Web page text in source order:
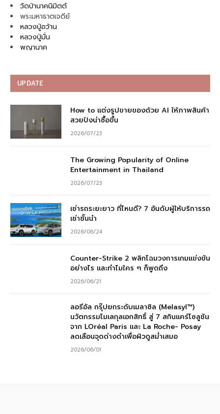
วัดป่านาคนิมิตต์
พระมหาธาตเจดีย์
หลวงปู่อว้าน
หลวงปู่มั่น
พญานาค
UPDATE
How to แต่งรูปขายของด้วย AI ให้ภาพสินค้า
สวยปังน่าซื้อขึ้น
2026/07/23
The Growing Popularity of Online
Entertainment in Thailand
2026/07/23
เช่ารถระยะยาว ที่ไหนดี? 7 อันดับผู้ให้บริการรถ
เช่าชั้นนำ
2026/06/24
Counter-Strike 2 พลิกโฉมวงการเกมแข่งขัน
อย่างไร และทำไมใคร ๆ ก็พูดถึง
2026/06/21
ลอรีอัล กรุ๊ปยกระดับเมลาซิล (Melasyl™)
นวัตกรรมโมเลกุลเอกสิทธิ์ สู่ 7 สกินแคร์โซลูชัน
จาก LOréal Paris และ La Roche- Posay
ลดเลือนจุดด่างดำเพื่อผิวดูสม่ำเสมอ
2026/06/01